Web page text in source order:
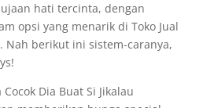
hati tercinta, dengan
opsi yang menarik di Toko Jual
Nah berikut ini sistem-caranya,
Dia Buat Si Jikalau